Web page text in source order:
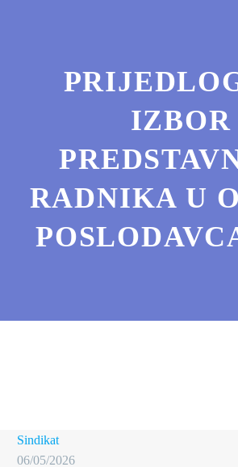
IZBOR
RADNIKA U
Sindikat
06/05/2026